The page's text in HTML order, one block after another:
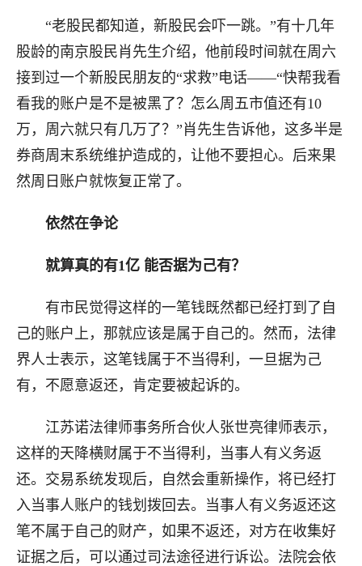
“老股民都知道，新股民会吓一跳。”有十几年
股龄的南京股民肖先生介绍，他前段时间就在周六
接到过一个新股民朋友的“求救”电话——“快帮我看
看我的账户是不是被黑了？怎么周五市值还有10
万，周六就只有几万了？”肖先生告诉他，这多半是
券商周末系统维护造成的，让他不要担心。后来果
然周日账户就恢复正常了。
依然在争论
就算真的有1亿 能否据为己有？
有市民觉得这样的一笔钱既然都已经打到了自
己的账户上，那就应该是属于自己的。然而，法律
界人士表示，这笔钱属于不当得利，一旦据为己
有，不愿意返还，肯定要被起诉的。
江苏诺法律师事务所合伙人张世亮律师表示，
这样的天降横财属于不当得利，当事人有义务返
还。交易系统发现后，自然会重新操作，将已经打
入当事人账户的钱划拨回去。当事人有义务返还这
笔不属于自己的财产，如果不返还，对方在收集好
证据之后，可以通过司法途径进行诉讼。法院会依